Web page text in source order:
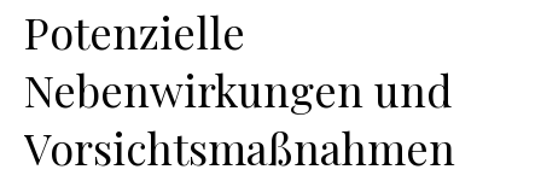
Potenzielle
Nebenwirkungen und
Vorsichtsmaßnahmen